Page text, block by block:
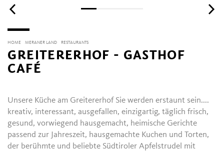
HOME MERANER LAND RESTAURANTS
GREITERERHOF - GASTHOF
CAFÉ
Unsere Küche am Greitererhof Sie werden erstaunt sein....
kreativ, interessant, ausgefallen, einzigartig, täglich frisch,
gesund, vorwiegend hausgemacht, heimische Gerichte
passend zur Jahreszeit, hausgemachte Kuchen und Torten,
der berühmte und beliebte Südtiroler Apfelstrudel mit